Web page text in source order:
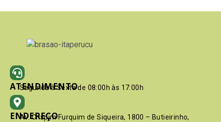
ATENDIMENTO
Segunda à Sexta de 08:00h às 17:00h
ENDEREÇO
Av. Crispim Furquim de Siqueira, 1800 – Butieirinho,